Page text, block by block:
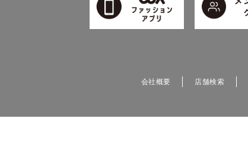
会社概要 店舗検索